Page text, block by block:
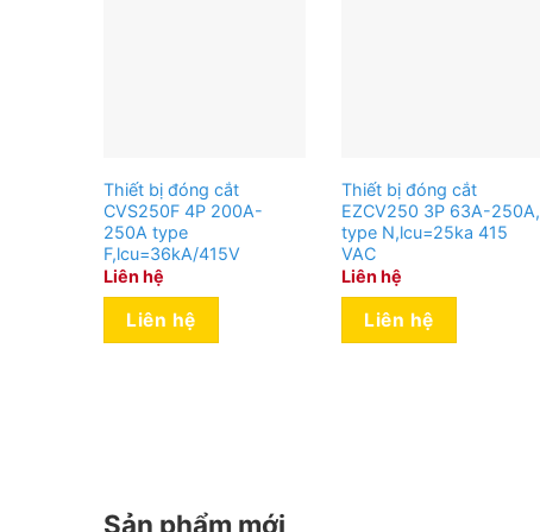
Thiết bị đóng cắt
CVS250F 4P 200A-
250A type
F,lcu=36kA/415V
Liên hệ
Liên hệ
Thiết bị đóng cắt
EZCV250 3P 63A-250A,
type N,lcu=25ka 415
VAC
Liên hệ
Liên hệ
Sản phẩm mới